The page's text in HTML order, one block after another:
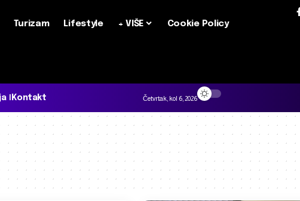
Turizam Lifestyle + VIŠE Cookie Policy
Kontakt Četvrtak, kol 6, 2026